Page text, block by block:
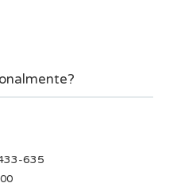
635